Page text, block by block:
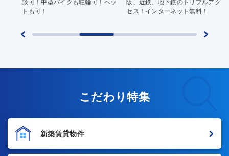
談可！中型バイクも駐輪可！ペッ
トも可！
阪、近鉄、地下鉄のトリプルアク
セス！インターネット無料！
リ
こだわり特集
新築賃貸物件